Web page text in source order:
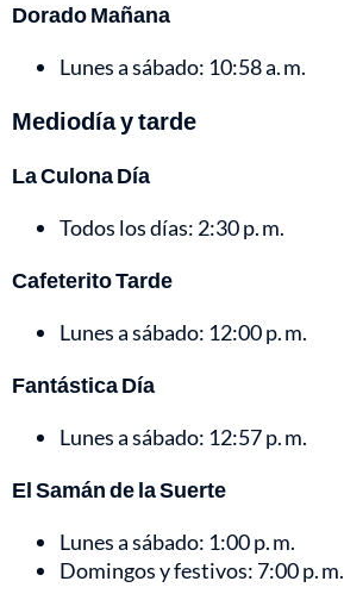
Dorado Mañana
Lunes a sábado: 10:58 a. m.
Mediodía y tarde
La Culona Día
Todos los días: 2:30 p. m.
Cafeterito Tarde
Lunes a sábado: 12:00 p. m.
Fantástica Día
Lunes a sábado: 12:57 p. m.
El Samán de la Suerte
Lunes a sábado: 1:00 p. m.
Domingos y festivos: 7:00 p. m.